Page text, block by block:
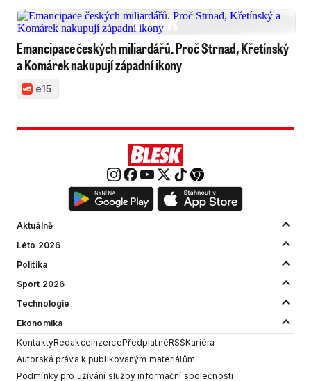
Emancipace českých miliardářů. Proč Strnad, Křetínský
a Komárek nakupují západní ikony
e15
Aktuálně
Léto 2026
Politika
Sport 2026
Technologie
Ekonomika
KontaktyRedakceInzercePředplatnéRSSKariéra
Autorská práva k publikovaným materiálům
Podmínky pro užívání služby informační společnosti